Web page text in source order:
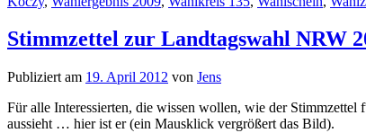
Stimmzettel zur Landtagswahl NRW
Publiziert am 19. April 2012 von Jens
Für alle Interessierten, die wissen wollen, wie der
aussieht … hier ist er (ein Mausklick vergrößert das Bild).